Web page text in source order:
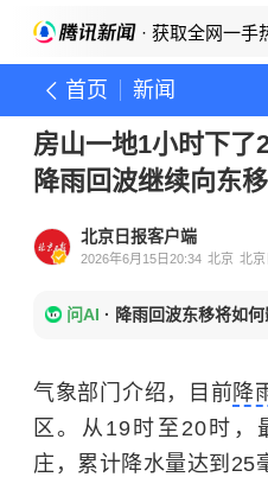
· 获取全网一手
首页 新闻
房山一地1小时下了
降雨回波继续向东
北京日报客户端
2026年6月15日20:34 北京 北京
问AI · 降雨回波东移将如何
气象部门介绍，目前 降
区。从19时至20时，
庄，累计降水量达到25